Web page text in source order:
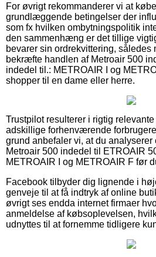
For øvrigt rekommanderer vi at
grundlæggende betingelser der
som fx hvilken ombytningspolitik
den sammenhæng er det tillige
bevarer sin ordrekvittering, således
bekræfte handlen af Metroair 500
indedel til.: METROAIR I og
shopper til en dame eller herre.
Trustpilot resulterer i rigtig
adskillige forhenværende
grund anbefaler vi, at du analyserer
Metroair 500 indedel til ETROAIR
METROAIR I og METROAIR F før
Facebook tilbyder dig lignende i
genveje til at få indtryk af online
øvrigt ses endda internet firmaer
anmeldelse af købsoplevelsen,
udnyttes til at fornemme tidligere